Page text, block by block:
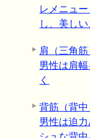
レメニュ
し、美し
肩（三角
男性は肩
く
背筋（背
男性は迫